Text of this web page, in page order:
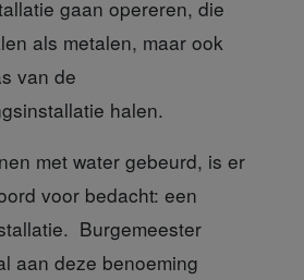
gaan opereren, die
als metalen, maar ook
van de
halen.
met water gebeurd, is er
voor bedacht: een
Burgemeester
aan deze benoeming